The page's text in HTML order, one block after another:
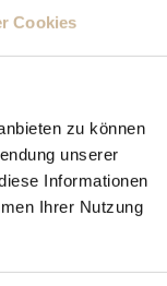
Cookies
zu können
unserer
Informationen
Ihrer Nutzung